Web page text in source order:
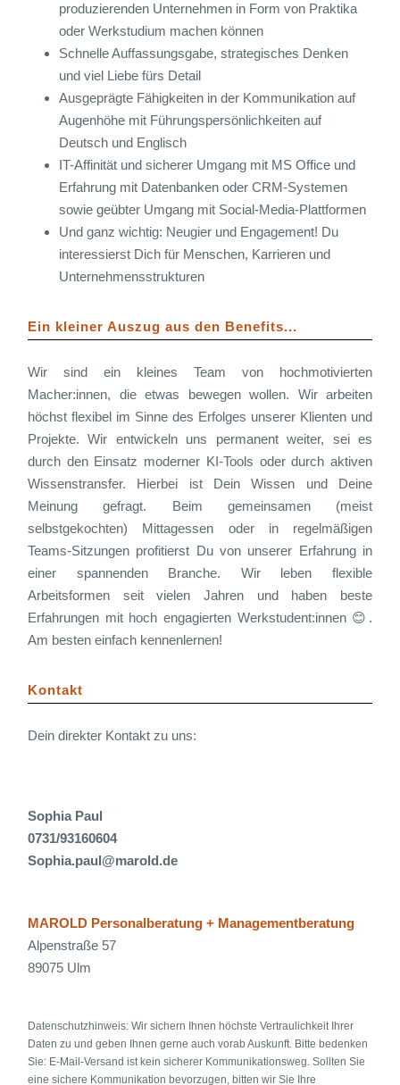
produzierenden Unternehmen in Form von Praktika
oder Werkstudium machen können
Schnelle Auffassungsgabe, strategisches Denken
und viel Liebe fürs Detail
Ausgeprägte Fähigkeiten in der Kommunikation auf
Augenhöhe mit Führungspersönlichkeiten auf
Deutsch und Englisch
IT-Affinität und sicherer Umgang mit MS Office und
Erfahrung mit Datenbanken oder CRM-Systemen
sowie geübter Umgang mit Social-Media-Plattformen
Und ganz wichtig: Neugier und Engagement! Du
interessierst Dich für Menschen, Karrieren und
Unternehmensstrukturen
Ein kleiner Auszug aus den Benefits...
Wir sind ein kleines Team von hochmotivierten
Macher:innen, die etwas bewegen wollen. Wir arbeiten
höchst flexibel im Sinne des Erfolges unserer Klienten und
Projekte. Wir entwickeln uns permanent weiter, sei es
durch den Einsatz moderner KI-Tools oder durch aktiven
Wissenstransfer. Hierbei ist Dein Wissen und Deine
Meinung gefragt. Beim gemeinsamen (meist
selbstgekochten) Mittagessen oder in regelmäßigen
Teams-Sitzungen profitierst Du von unserer Erfahrung in
einer spannenden Branche. Wir leben flexible
Arbeitsformen seit vielen Jahren und haben beste
Erfahrungen mit hoch engagierten Werkstudent:innen 😊.
Am besten einfach kennenlernen!
Kontakt
Dein direkter Kontakt zu uns:
Sophia Paul
0731/93160604
Sophia.paul@marold.de
MAROLD Personalberatung + Managementberatung
Alpenstraße 57
89075 Ulm
Datenschutzhinweis: Wir sichern Ihnen höchste Vertraulichkeit Ihrer
Daten zu und geben Ihnen gerne auch vorab Auskunft. Bitte bedenken
Sie: E-Mail-Versand ist kein sicherer Kommunikationsweg. Sollten Sie
eine sichere Kommunikation bevorzugen, bitten wir Sie Ihre